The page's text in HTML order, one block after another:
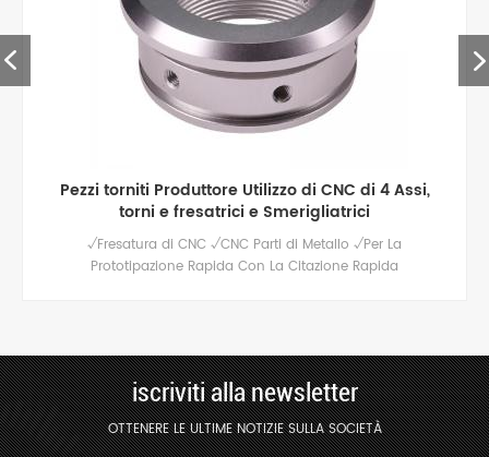
Pezzi torniti Produttore Utilizzo di CNC di 4 Assi,
torni e fresatrici e Smerigliatrici
√Fresatura di CNC √CNC Parti di Metallo √Per La
Prototipazione Rapida Con La Citazione Rapida
iscriviti alla newsletter
OTTENERE LE ULTIME NOTIZIE SULLA SOCIETÀ